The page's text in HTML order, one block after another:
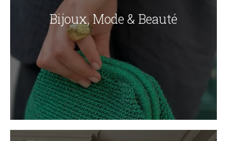
Bijoux, Mode & Beauté